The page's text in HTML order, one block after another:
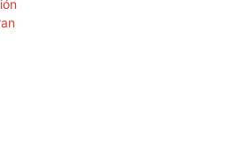
en una opción rentable a
de acero inoxidable es
una cocina comercial que sea
la preparación de alimentos de